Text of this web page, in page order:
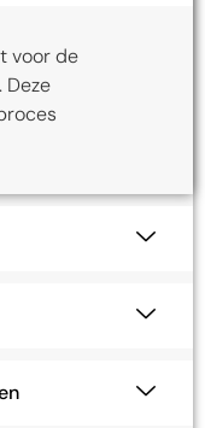
voor de
Deze